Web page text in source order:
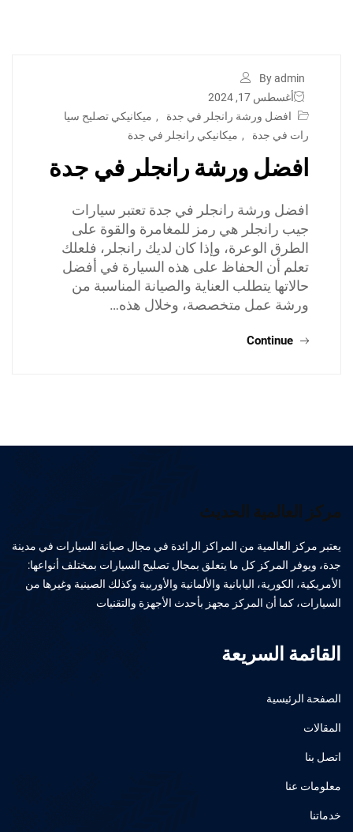
By admin
أغسطس 17, 2024
افضل ورشة رانجلر في جدة
, ميكانيكي تصليح سيا
رات في جدة
, ميكانيكي رانجلر في جدة
افضل ورشة رانجلر في جدة
افضل ورشة رانجلر في جدة تعتبر سيارات
جيب رانجلر هي رمز للمغامرة والقوة على
الطرق الوعرة، وإذا كان لديك رانجلر، فلعلك
تعلم أن الحفاظ على هذه السيارة في أفضل
حالاتها يتطلب العناية والصيانة المناسبة من
ورشة عمل متخصصة، وخلال هذه…
Continue
مركز العالمية الحديث
يعتبر مركز العالمية من المراكز الرائدة في مجال صيانة السيارات في مدينة
جدة، ويوفر المركز كل ما يتعلق بمجال تصليح السيارات بمختلف أنواعها:
الأمريكية، الكورية، اليابانية والألمانية والأوربية وكذلك الصينية وغيرها من
السيارات، كما أن المركز مجهز بأحدث الأجهزة والتقنيات
القائمة السريعة
الصفحة الرئيسية
المقالات
اتصل بنا
معلومات عنا
خدماتنا